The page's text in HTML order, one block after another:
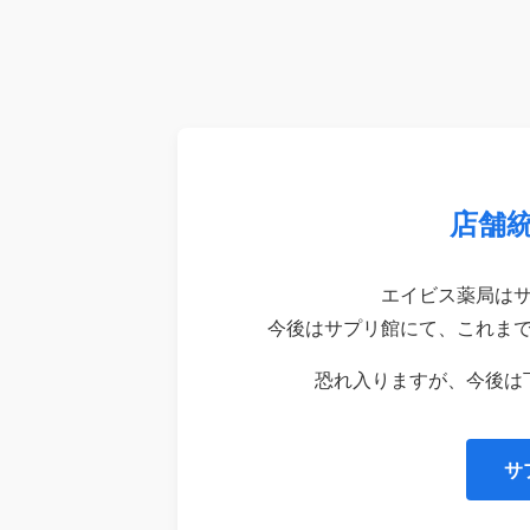
店舗
エイビス薬局は
今後はサプリ館にて、これま
恐れ入りますが、今後
サ